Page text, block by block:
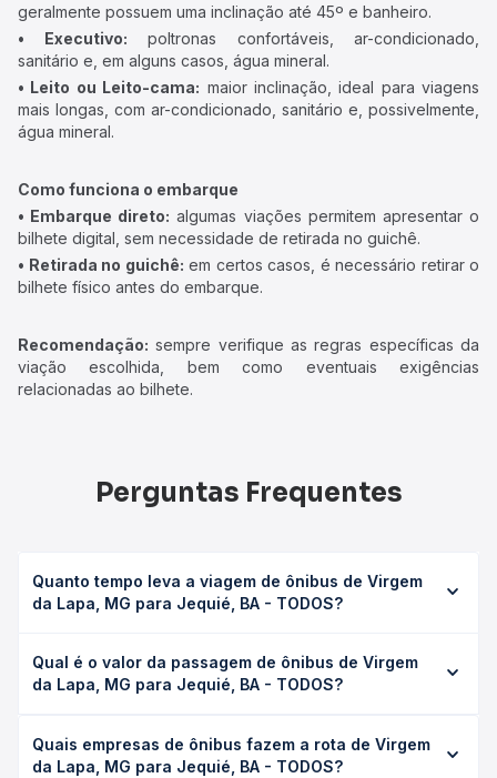
geralmente possuem uma inclinação até 45º e banheiro.
• Executivo: poltronas confortáveis, ar-condicionado,
sanitário e, em alguns casos, água mineral.
• Leito ou Leito-cama: maior inclinação, ideal para viagens
mais longas, com ar-condicionado, sanitário e, possivelmente,
água mineral.
Como funciona o embarque
• Embarque direto: algumas viações permitem apresentar o
bilhete digital, sem necessidade de retirada no guichê.
• Retirada no guichê: em certos casos, é necessário retirar o
bilhete físico antes do embarque.
Recomendação: sempre verifique as regras específicas da
viação escolhida, bem como eventuais exigências
relacionadas ao bilhete.
Perguntas Frequentes
Quanto tempo leva a viagem de ônibus de Virgem
da Lapa, MG para Jequié, BA - TODOS?
BA - TODOS leva em média 0 horas, podendo variar
conforme a viação, o tipo de serviço (convencional,
duração exata de cada opção na data desejada.
Qual é o valor da passagem de ônibus de Virgem
da Lapa, MG para Jequié, BA - TODOS?
para Jequié, BA - TODOS custa em média não identificado
e varia conforme a data da viagem, a empresa, o tipo de
Quais empresas de ônibus fazem a rota de Virgem
da Lapa, MG para Jequié, BA - TODOS?